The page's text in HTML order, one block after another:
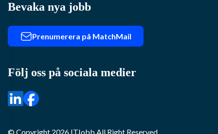
Bevaka nya jobb
Prenumerera på MatchMail
Följ oss på sociala medier
© Copyright 2026 ITJobb All Right Reserved